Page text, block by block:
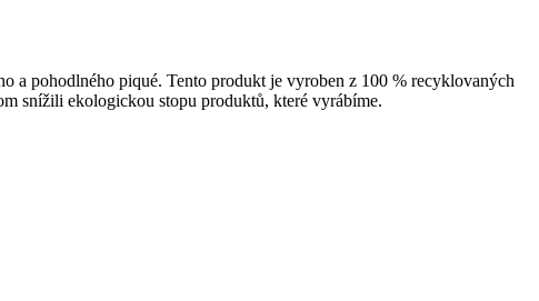
a pohodlného piqué. Tento produkt je vyroben z 100 % recyklovaných
snížili ekologickou stopu produktů, které vyrábíme.